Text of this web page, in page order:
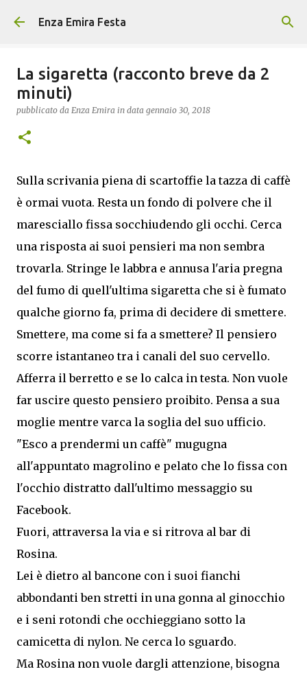
Passa ai contenuti principali
Enza Emira Festa
La sigaretta (racconto breve da 2
minuti)
pubblicato da Enza Emira in data gennaio 30, 2018
Sulla scrivania piena di scartoffie la tazza di caffè
è ormai vuota. Resta un fondo di polvere che il
maresciallo fissa socchiudendo gli occhi. Cerca
una risposta ai suoi pensieri ma non sembra
trovarla. Stringe le labbra e annusa l'aria pregna
del fumo di quell'ultima sigaretta che si è fumato
qualche giorno fa, prima di decidere di smettere.
Smettere, ma come si fa a smettere? Il pensiero
scorre istantaneo tra i canali del suo cervello.
Afferra il berretto e se lo calca in testa. Non vuole
far uscire questo pensiero proibito. Pensa a sua
moglie mentre varca la soglia del suo ufficio.
"Esco a prendermi un caffè" mugugna
all'appuntato magrolino e pelato che lo fissa con
l'occhio distratto dall'ultimo messaggio su
Facebook.
Fuori, attraversa la via e si ritrova al bar di
Rosina.
Lei è dietro al bancone con i suoi fianchi
abbondanti ben stretti in una gonna al ginocchio
e i seni rotondi che occhieggiano sotto la
camicetta di nylon. Ne cerca lo sguardo.
Ma Rosina non vuole dargli attenzione, bisogna